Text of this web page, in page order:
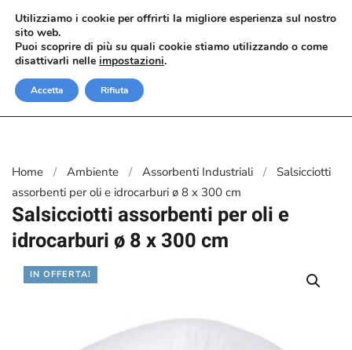
Passa al contenuto principale
Home Ambiente Assorbenti Industriali
Salsicciotti
assorbenti per oli e idrocarburi ø 8 x 300 cm
Salsicciotti assorbenti per oli e
idrocarburi ø 8 x 300 cm
IN OFFERTA!
Utilizziamo i cookie per offrirti la migliore esperienza sul nostro
sito web.
Puoi scoprire di più su quali cookie stiamo utilizzando o come
disattivarli nelle impostazioni.
Accetta Rifiuta